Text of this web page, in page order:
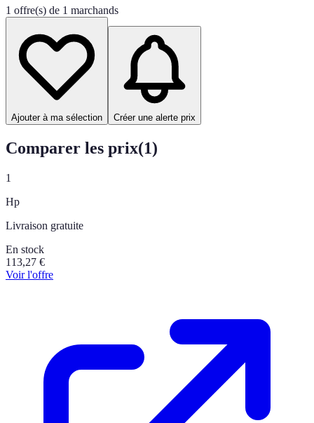
1 offre(s) de 1 marchands
Ajouter à ma sélection Créer une alerte prix
Comparer les prix(1)
1
Hp
Livraison gratuite
En stock
113,27 €
Voir l'offre